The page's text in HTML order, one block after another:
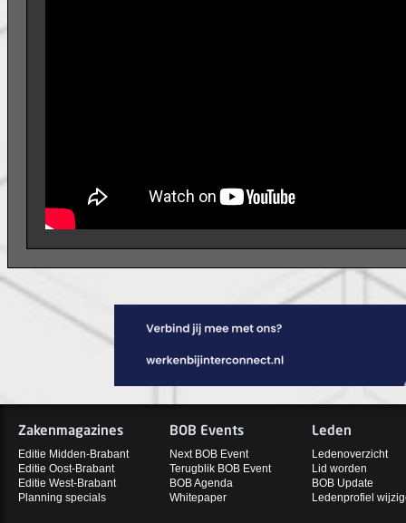
Zakenmagazines
Editie Midden-Brabant
Editie Oost-Brabant
Editie West-Brabant
Planning specials
BOB Events
Next BOB Event
Terugblik BOB Event
BOB Agenda
Whitepaper
Leden
Ledenoverzicht
Lid worden
BOB Update
Ledenprofiel